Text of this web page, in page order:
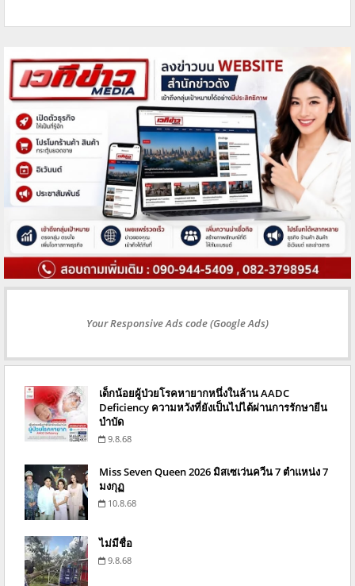
Your Responsive Ads code (Google Ads)
เด็กน้อยผู้ป่วยโรคหายากหนึ่งในล้าน AADC
Deficiency ความหวังที่ยังเป็นไปได้ผ่านการรักษายีน
บำบัด
9.8.68
Miss Seven Queen 2026 มิสเซเว่นควีน 7 ตำแหน่ง 7
มงกุฏ
10.8.68
ไม่มีชื่อ
9.8.68